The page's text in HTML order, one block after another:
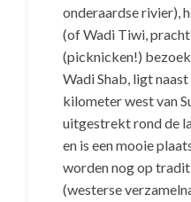
onderaardse rivier),
(of Wadi Tiwi,
(picknicken!)
Wadi Shab, ligt
kilometer west van
uitgestrekt rond de
en is een mooie
worden nog op
(westerse